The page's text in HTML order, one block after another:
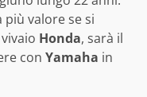
valore se si
Honda, sarà il
con Yamaha in